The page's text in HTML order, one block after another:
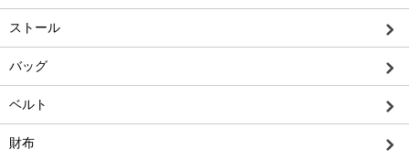
ストール
バッグ
ベルト
財布